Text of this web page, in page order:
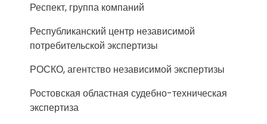
Респект, группа компаний
Республиканский центр независимой
потребительской экспертизы
РОСКО, агентство независимой экспертизы
Ростовская областная судебно-техническая
экспертиза